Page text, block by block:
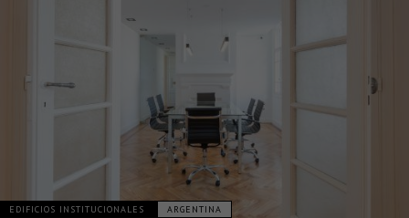
EDIFICIOS INSTITUCIONALES ARGENTINA